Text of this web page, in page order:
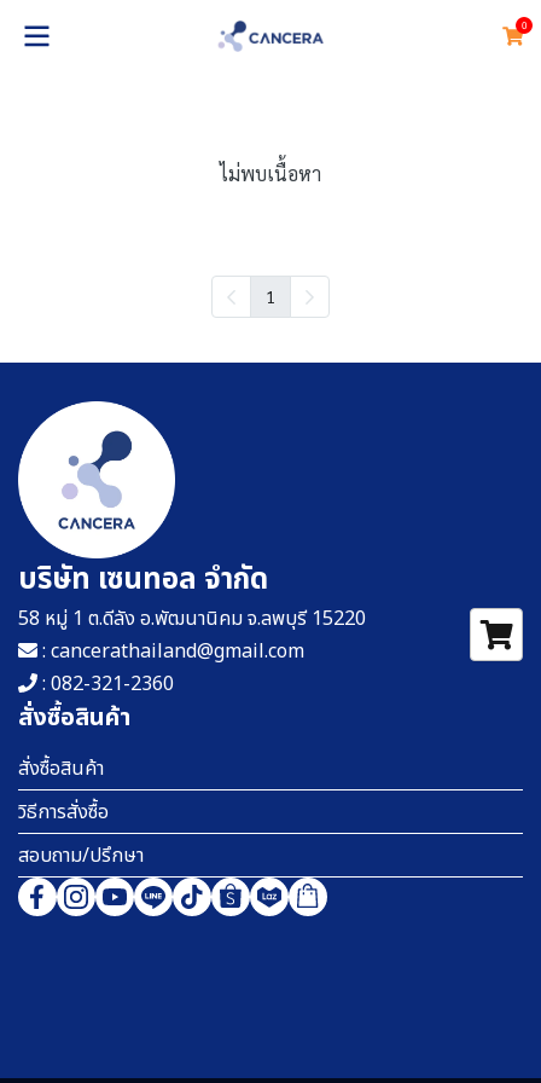
0
ไม่พบเนื้อหา
1
บริษัท เซนทอล จำกัด
58 หมู่ 1 ต.ดีลัง อ.พัฒนานิคม จ.ลพบุรี 15220
: cancerathailand@gmail.com
: 082-321-2360
สั่งซื้อสินค้า
สั่งซื้อสินค้า
วิธีการสั่งซื้อ
สอบถาม/ปรึกษา